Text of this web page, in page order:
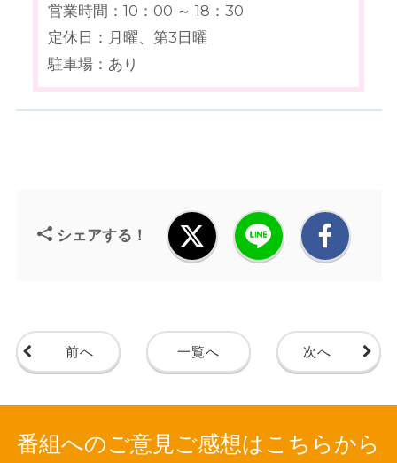
営業時間：10：00 ～ 18：30
定休日：月曜、第3日曜
駐車場：あり
シェアする！
前へ 一覧へ 次へ
番組へのご意見ご感想はこちらから